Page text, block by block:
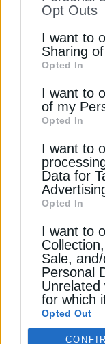
to your opt-
information
of
information
third parties
Downstream
disclose it to
Opt Outs
I want to
Sharing
Opted In
I want to
of my
Opted In
I want to
Data for
Opted In
I want to
Sale,
Personal
Unrelated
for which
Opted Out
Ευρώπη τον
Repsol:
εκατ. στην
ΗΛΕΚΤΡΙΚΑ
ΔΕΊΤΕ